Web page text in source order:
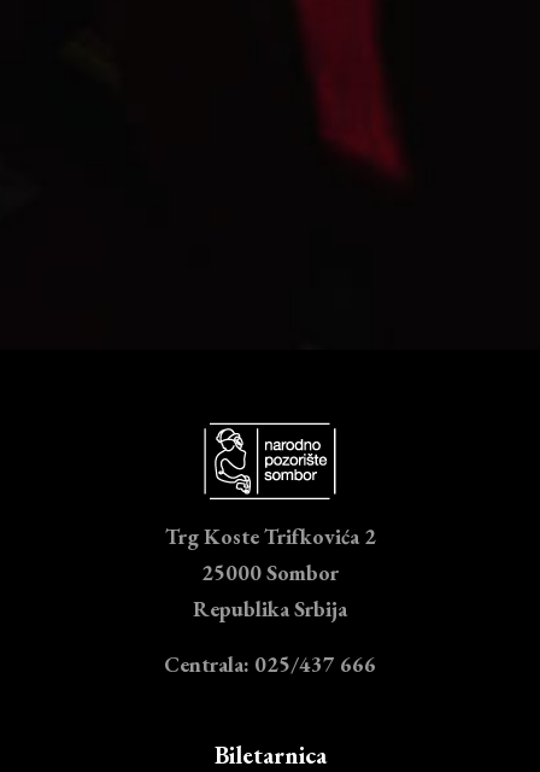
Trg Koste Trifkovića 2
25000 Sombor
Republika Srbija
Centrala: 025/437 666
Biletarnica